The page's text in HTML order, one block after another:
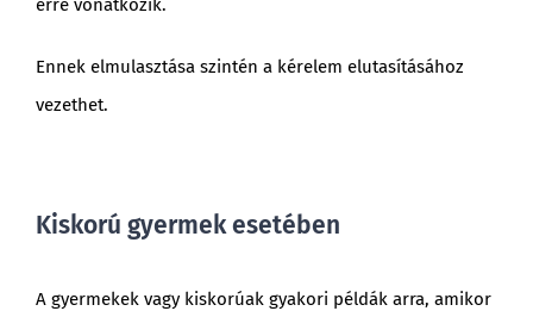
erre vonatkozik.
Ennek elmulasztása szintén a kérelem elutasításához
vezethet.
Kiskorú gyermek esetében
A gyermekek vagy kiskorúak gyakori példák arra, amikor